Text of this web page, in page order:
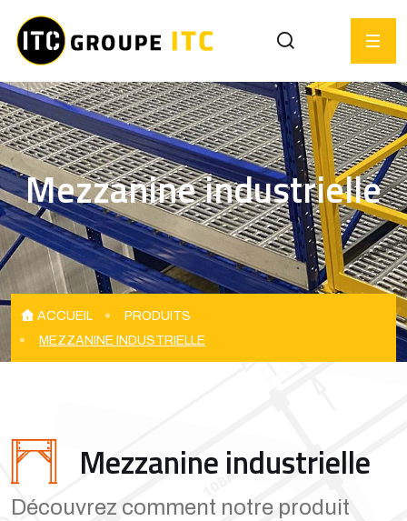
Mezzanine industrielle
ACCUEIL
PRODUITS
MEZZANINE INDUSTRIELLE
Mezzanine industrielle
Découvrez comment notre produit